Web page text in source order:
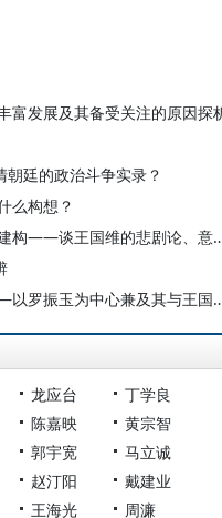
富发展及其备受关注的原因探
朝廷的政治斗争实录？
么构想？
李庆本：中国美学话语体系的跨
彭玉平：民国政治与学术关系
龙应台
丁学良
陈嘉映
黄宗智
郭宇宽
马立诚
赵汀阳
戴建业
王海光 周濂